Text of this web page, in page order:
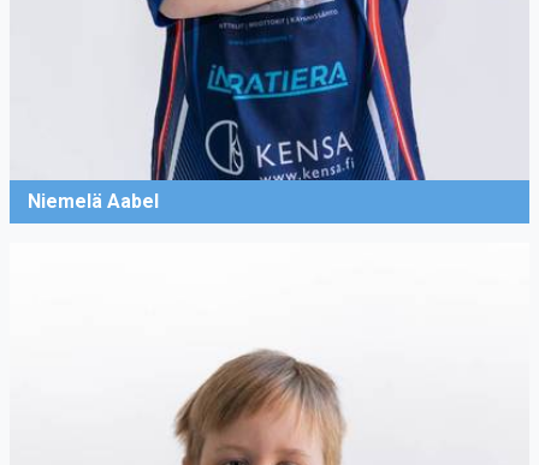
Niemelä Aabel